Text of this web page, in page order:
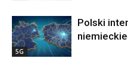
5G
Polski